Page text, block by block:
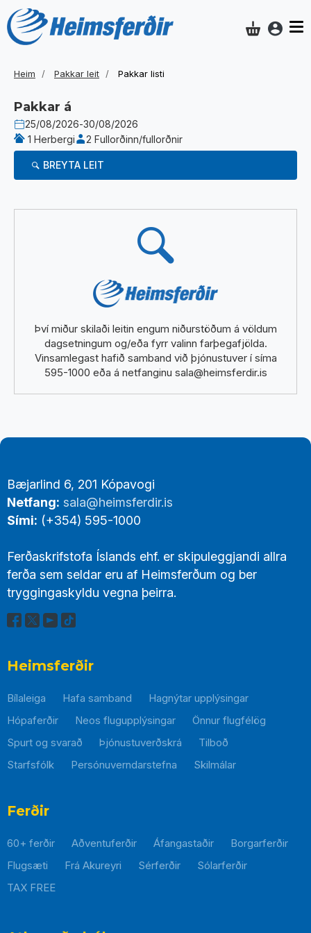
Heim Pakkar leit Pakkar listi
Pakkar á
25/08/2026-30/08/2026
1 Herbergi
2 Fullorðinn/fullorðnir
BREYTA LEIT
Niðurstöður
Því miður skilaði leitin engum niðurstöðum á völdum
dagsetningum og/eða fyrr valinn farþegafjölda.
Vinsamlegast hafið samband við þjónustuver í síma
595-1000 eða á netfanginu sala@heimsferdir.is
Links
Bæjarlind 6, 201 Kópavogi
Netfang: sala@heimsferdir.is
Sími: (+354) 595-1000
Ferðaskrifstofa Íslands ehf. er skipuleggjandi allra
ferða sem seldar eru af Heimsferðum og ber
tryggingaskyldu vegna þeirra.
Heimsferðir
Bílaleiga Hafa samband
Hagnýtar upplýsingar
Hópaferðir
Neos flugupplýsingar
Önnur flugfélög
Spurt og svarað
Þjónustuverðskrá
Tilboð
Starfsfólk
Persónuverndarstefna Skilmálar
Þessi
í
nýjum
Ferðir
60+ ferðir Aðventuferðir Áfangastaðir
Borgarferðir
Flugsæti
Frá Akureyri Sérferðir
Sólarferðir
TAX FREE